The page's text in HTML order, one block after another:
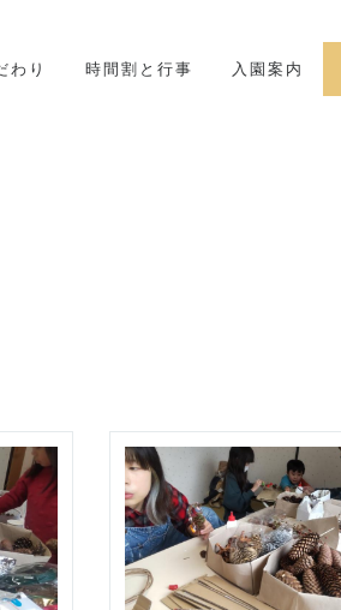
わり 時間割と行事 入園案内